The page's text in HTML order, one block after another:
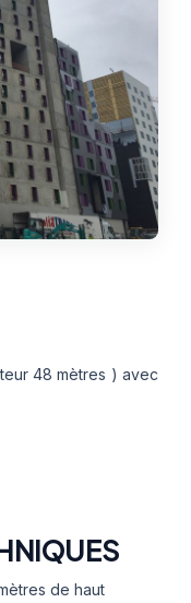
48 mètres ) avec
de haut